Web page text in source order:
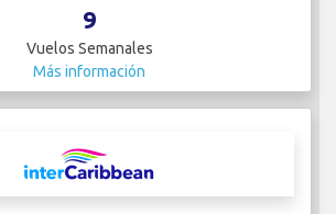
9
Vuelos Semanales
Más información